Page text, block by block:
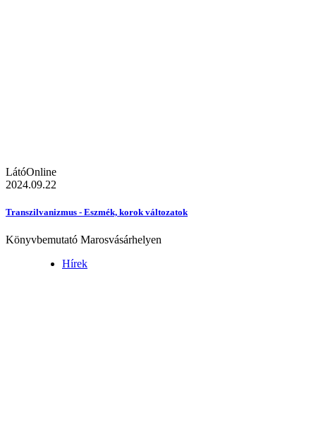
LátóOnline
2024.09.22
Transzilvanizmus - Eszmék, korok változatok
Könyvbemutató Marosvásárhelyen
Hírek